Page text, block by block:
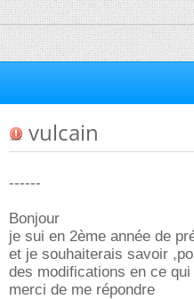
vulcain
------
Bonjour
je sui en 2ème année de
et je souhaiterais savoir
des modifications en ce
merci de me répondre